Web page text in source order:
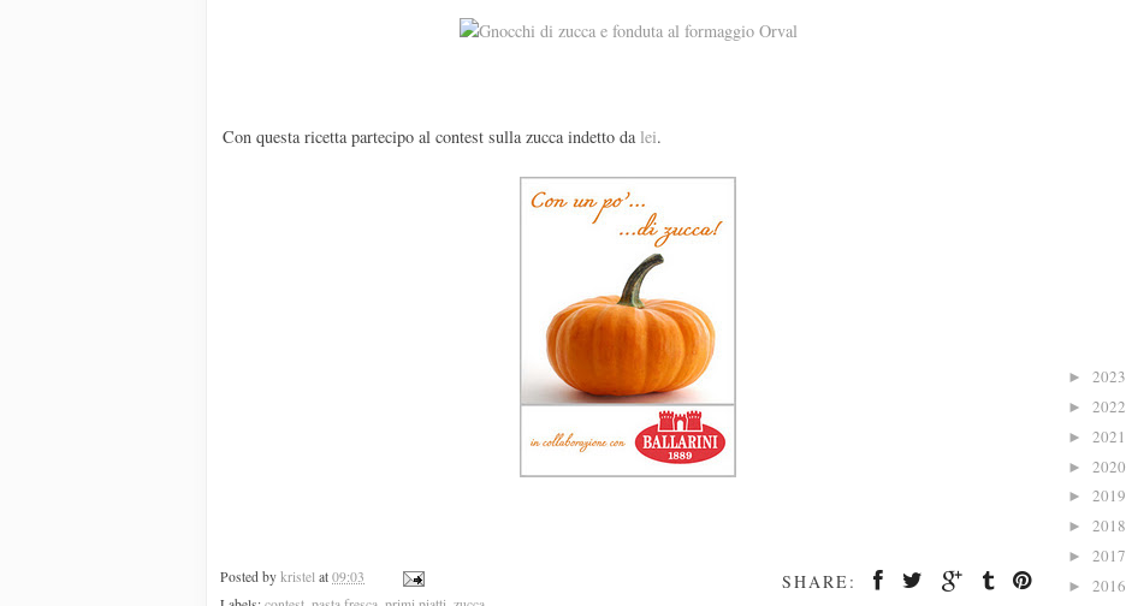
Con questa ricetta partecipo al contest sulla zucca indetto da lei.
SHARE:
Posted by kristel at 09:03
► 2023
► 2022
► 2021
► 2020
► 2019
► 2018
► 2017
► 2016